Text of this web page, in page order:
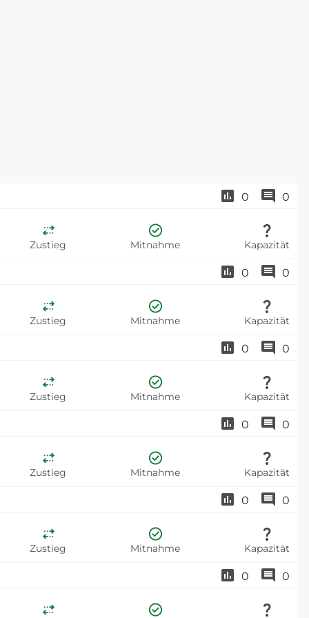
0 0
Zustieg
Mitnahme Kapazität
0 0
Zustieg
Mitnahme Kapazität
0 0
Zustieg
Mitnahme Kapazität
0 0
Zustieg
Mitnahme Kapazität
0 0
Zustieg
Mitnahme Kapazität
0 0